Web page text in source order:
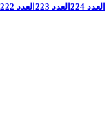
العدد 224 العدد 223 العدد 222